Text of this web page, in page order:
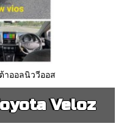
าออลนิววีออส
Veloz